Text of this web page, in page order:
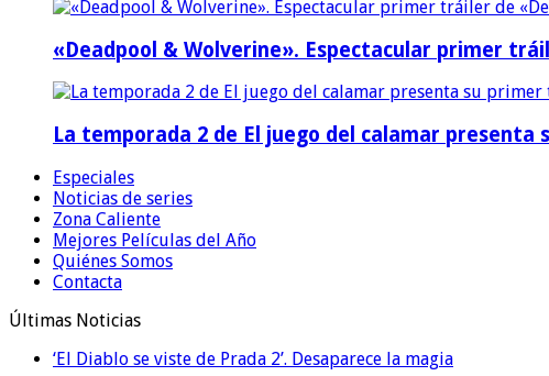
«Deadpool & Wolverine». Espectacular primer
La temporada 2 de El juego del calamar presenta
Especiales
Noticias de series
Zona Caliente
Mejores Películas del Año
Quiénes Somos
Contacta
Últimas Noticias
‘El Diablo se viste de Prada 2’. Desaparece la magia